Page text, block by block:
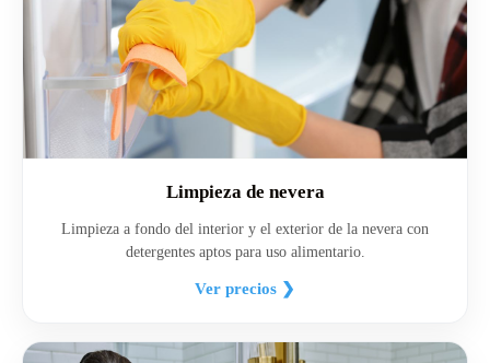
Limpieza de nevera
Limpieza a fondo del interior y el exterior de la nevera con
detergentes aptos para uso alimentario.
Ver precios ❯